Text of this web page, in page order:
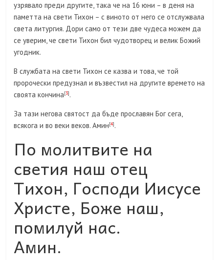
узрявало преди другите, така че на 16 юни – в деня на
паметта на свети Тихон – с виното от него се отслужвала
света литургия. Дори само от тези две чудеса можем да
се уверим, че свети Тихон бил чудотворец и велик Божий
угодник.
В службата на свети Тихон се казва и това, че той
пророчески предузнал и възвестил на другите времето на
своята кончина[3].
За тази негова святост да бъде прославян Бог сега,
всякога и во веки веков. Амин[4].
По молитвите на
светия наш отец
Тихон, Господи Иисусе
Христе, Боже наш,
помилуй нас.
Амин.